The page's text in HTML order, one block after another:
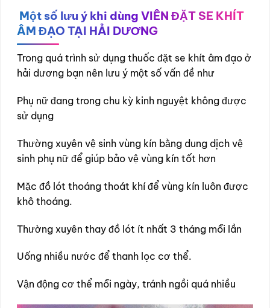
Một số lưu ý khi dùng VIÊN ĐẶT SE KHÍT
ÂM ĐẠO TẠI HẢI DƯƠNG
Trong quá trình sử dụng thuốc đặt se khít âm đạo ở
hải dương bạn nên lưu ý một số vấn đề như
Phụ nữ đang trong chu kỳ kinh nguyệt không được
sử dụng
Thường xuyên vệ sinh vùng kín bằng dung dịch vệ
sinh phụ nữ để giúp bảo vệ vùng kín tốt hơn
Mặc đồ lót thoáng thoát khí để vùng kín luôn được
khô thoáng.
Thường xuyên thay đồ lót ít nhất 3 tháng mỗi lần
Uống nhiều nước để thanh lọc cơ thể.
Vận động cơ thể mỗi ngày, tránh ngồi quá nhiều